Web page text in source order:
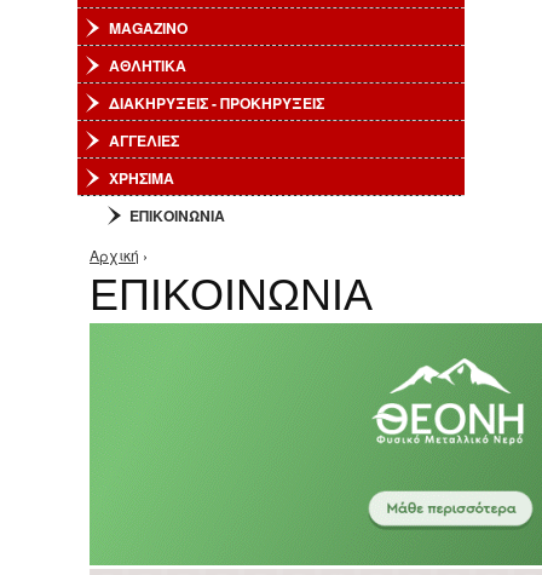
MAGAZINO
ΑΘΛΗΤΙΚΑ
ΔΙΑΚΗΡΥΞΕΙΣ - ΠΡΟΚΗΡΥΞΕΙΣ
ΑΓΓΕΛΙΕΣ
ΧΡΗΣΙΜΑ
ΕΠΙΚΟΙΝΩΝΙΑ
Είστε εδώ
Αρχική ›
ΕΠΙΚΟΙΝΩΝΙΑ